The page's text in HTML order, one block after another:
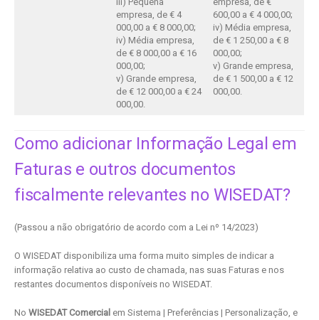
empresa, de € 4
000,00 a € 8 000,00;
iv) Média empresa,
de € 8 000,00 a € 16
000,00;
v) Grande empresa,
de € 12 000,00 a € 24
000,00.
600,00 a € 4 000,00;
iv) Média empresa,
de € 1 250,00 a € 8
000,00;
v) Grande empresa,
de € 1 500,00 a € 12
000,00.
Como adicionar Informação Legal em
Faturas e outros documentos
fiscalmente relevantes no WISEDAT?
(Passou a não obrigatório de acordo com a Lei nº 14/2023)
O WISEDAT disponibiliza uma forma muito simples de indicar a
informação relativa ao custo de chamada, nas suas Faturas e nos
restantes documentos disponíveis no WISEDAT.
No WISEDAT Comercial em Sistema | Preferências | Personalização, e